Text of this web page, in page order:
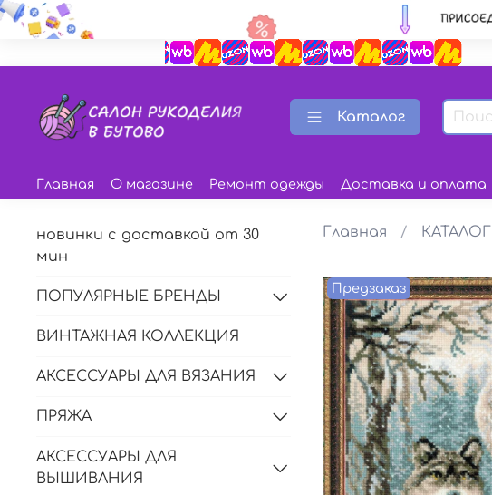
Каталог
Главная О магазине Ремонт одежды Доставка и оплата
Главная КАТАЛОГ
Предзаказ
новинки с доставкой от 30
мин
ПОПУЛЯРНЫЕ БРЕНДЫ
ВИНТАЖНАЯ КОЛЛЕКЦИЯ
АКСЕССУАРЫ ДЛЯ ВЯЗАНИЯ
ПРЯЖА
АКСЕССУАРЫ ДЛЯ
ВЫШИВАНИЯ